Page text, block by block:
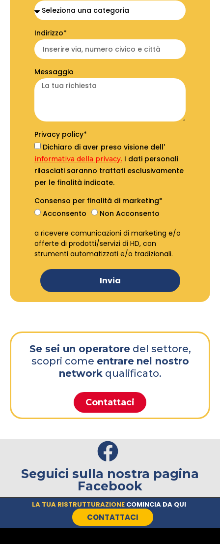
Indirizzo*
Messaggio
Privacy policy*
Dichiaro di aver preso visione dell'
informativa della privacy. I dati personali
rilasciati saranno trattati esclusivamente
per le finalità indicate.
Consenso per finalità di marketing*
Acconsento
Non Acconsento
a ricevere comunicazioni di marketing e/o
offerte di prodotti/servizi di HD, con
strumenti automatizzati e/o tradizionali.
Invia
Se sei un operatoredel settore,
scopri come entrare nel nostro
networkqualificato.
Contattaci
Seguici sulla nostra pagina
Facebook
LA TUA RISTRUTTURAZIONE COMINCIA DA QUI
CONTATTACI